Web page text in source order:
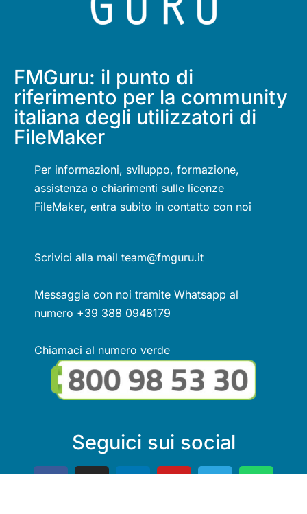
FMGuru: il punto di
riferimento per la community
italiana degli utilizzatori di
FileMaker
Per informazioni, sviluppo, formazione,
assistenza o chiarimenti sulle licenze
FileMaker, entra subito in contatto con noi
Scrivici alla mail team@fmguru.it
Messaggia con noi tramite Whatsapp al
numero +39 388 0948179
Chiamaci al numero verde
Seguici sui social